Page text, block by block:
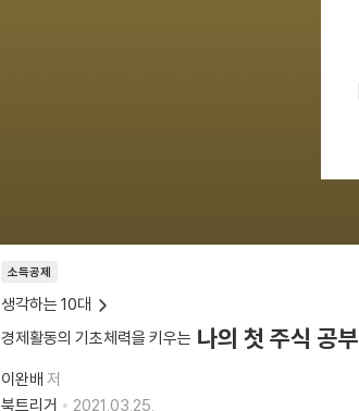
소득공제
생각하는 10대
경제활동의 기초체력을 키우는 나의 첫 주식 공부
이완배 저
북트리거
2021.03.25.